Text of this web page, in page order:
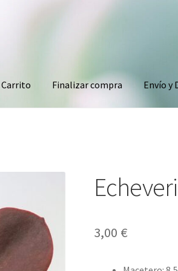
Carrito Finalizar compra Envío y
3,00 €